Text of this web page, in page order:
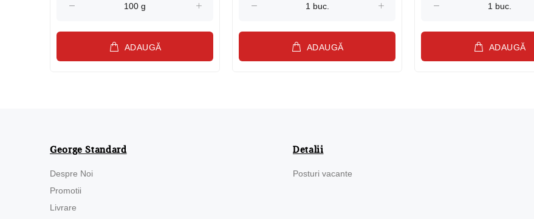
ADAUGĂ ADAUGĂ ADAUGĂ
George Standard
Despre Noi
Promotii
Livrare
Detalii
Posturi vacante